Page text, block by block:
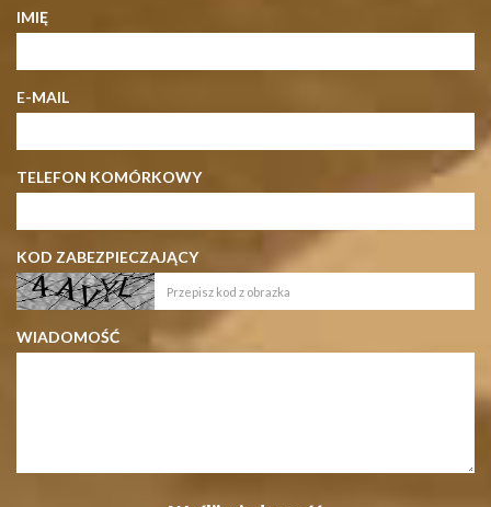
IMIĘ
E-MAIL
TELEFON KOMÓRKOWY
KOD ZABEZPIECZAJĄCY
WIADOMOŚĆ